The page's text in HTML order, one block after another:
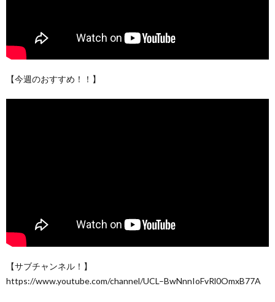
【今週のおすすめ！！】
【サブチャンネル！】
https://www.youtube.com/channel/UCL–BwNnnIoFvRl0OmxB77A